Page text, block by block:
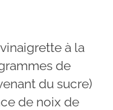
à la
de
du sucre)
de noix de